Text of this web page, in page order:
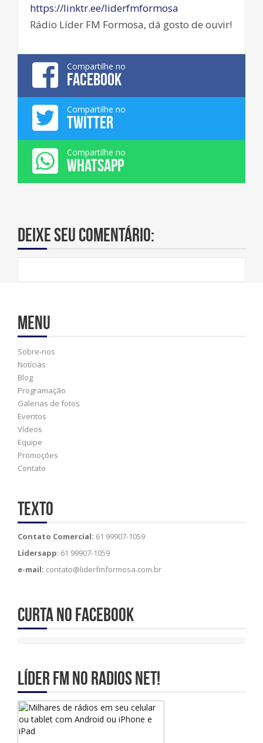
https://linktr.ee/liderfmformosa
Rádio Líder FM Formosa, dá gosto de ouvir!
Compartilhe no
FACEBOOK
Compartilhe no
TWITTER
Compartilhe no
WHATSAPP
Deixe seu comentário:
Menu
Sobre-nos
Notícias
Blog
Programação
Galerias de fotos
Eventos
Vídeos
Equipe
Promoções
Contato
Texto
Contato Comercial: 61 99907-1059
Lídersapp: 61 99907-1059
e-mail: contato@liderfmformosa.com.br
Curta no Facebook
Líder Fm no Radios Net!